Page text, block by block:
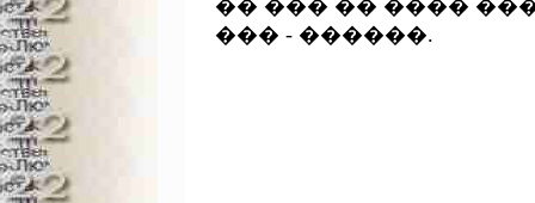
�� ��� �� ����
��� - ������.